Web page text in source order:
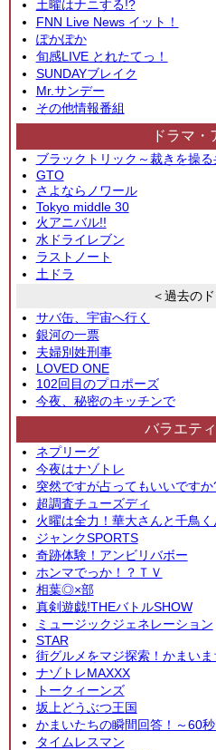
土曜はナニする!?
FNN Live News イット！
ぽかぽか
旬感LIVE とれたてっ！
SUNDAYブレイク
Mr.サンデー
その他情報番組
ドラマ・
ブラックトリック～裁きを操る
GTO
さよならノワール
Tokyo middle 30
火アニバル!!
水ドライレブン
ラストノート
土ドラ
＜過去の
サバ缶、宇宙へ行く
銀河の一票
夫婦別姓刑事
LOVED ONE
102回目のプロポーズ
今夜、秘密のキッチンで
バラエテ
ネプリーグ
今夜はナゾトレ
突然ですが占ってもいいですか
超調査チューズディ
火曜は全力！華大さんと千鳥く
ジャンクSPORTS
奇跡体験！アンビリバボー
ホンマでっか！？ＴＶ
相葉◎×部
真剣遊戯!THEバトルSHOW
ミュージックジェネレーション
STAR
街グルメをマジ探索！かまいま
ナゾトレMAXXX
トークィーンズ
坂上どうぶつ王国
かまいたちの瞬間回答！～60
タイムレスマン